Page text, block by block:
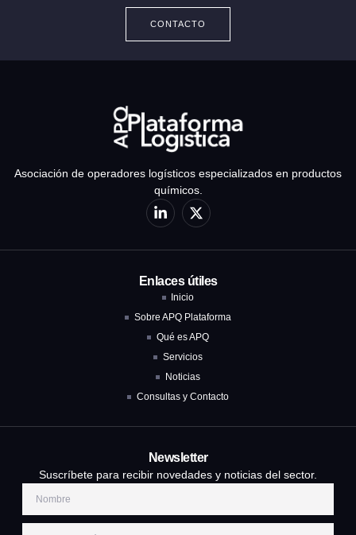
CONTACTO
Asociación de operadores logísticos especializados en productos
químicos.
Enlaces útiles
Inicio
Sobre APQ Plataforma
Qué es APQ
Servicios
Noticias
Consultas y Contacto
Newsletter
Suscríbete para recibir novedades y noticias del sector.